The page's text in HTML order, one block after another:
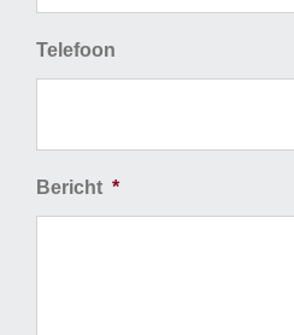
Telefoon
Bericht *